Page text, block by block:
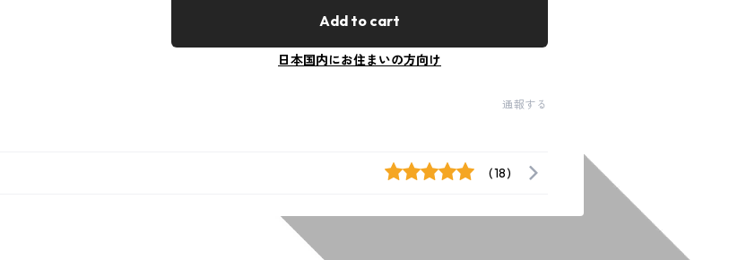
Add to cart
日本国内にお住まいの方向け
通報する
(18)